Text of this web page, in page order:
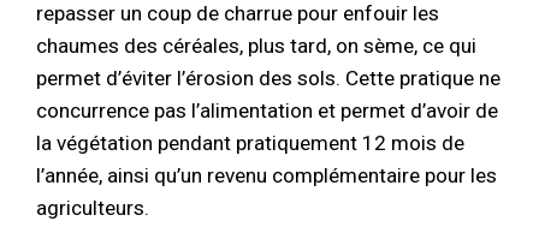
repasser un coup de charrue pour enfouir les
chaumes des céréales, plus tard, on sème, ce qui
permet d’éviter l’érosion des sols. Cette pratique ne
concurrence pas l’alimentation et permet d’avoir de
la végétation pendant pratiquement 12 mois de
l’année, ainsi qu’un revenu complémentaire pour les
agriculteurs.